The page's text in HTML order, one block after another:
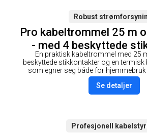
Robust
Pro kabeltrommel 25 m
- med 4 beskyttede
En praktisk kabeltrommel med 25
beskyttede stikkontakter og en termisk
som egner seg både for hjemmebruk
Se detaljer
Profesjonell